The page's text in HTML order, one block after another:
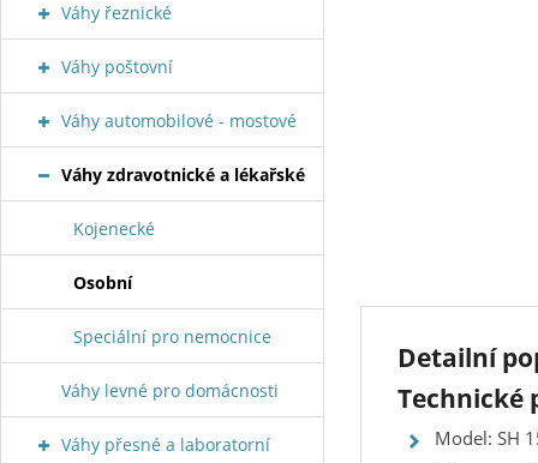
Detailní
Technické
Model: SH
Váhy řeznické
Váhy poštovní
Váhy automobilové - mostové
Váhy zdravotnické a lékařské
Kojenecké
Osobní
Speciální pro nemocnice
Váhy levné pro domácnosti
Váhy přesné a laboratorní